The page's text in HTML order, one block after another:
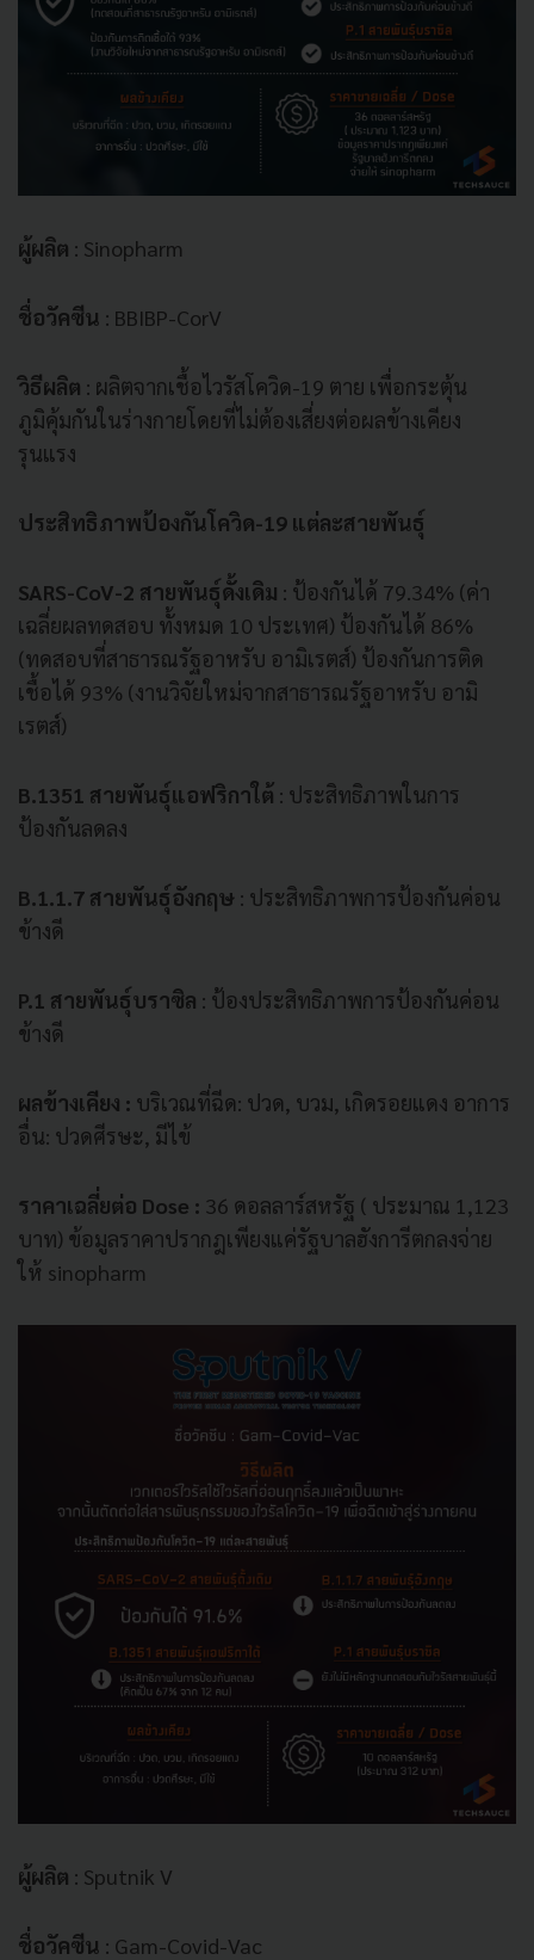
ผู้ผลิต : Sinopharm
ชื่อวัคซีน : BBIBP-CorV
วิธีผลิต : ผลิตจากเชื้อไวรัสโควิด-19 ตาย เพื่อกระตุ้น
ภูมิคุ้มกันในร่างกายโดยที่ไม่ต้องเสี่ยงต่อผลข้างเคียง
รุนแรง
ประสิทธิภาพป้องกันโควิด-19 แต่ละสายพันธุ์
SARS-CoV-2 สายพันธุ์ดั้งเดิม : ป้องกันได้ 79.34% (ค่า
เฉลี่ยผลทดสอบ ทั้งหมด 10 ประเทศ) ป้องกันได้ 86%
(ทดสอบที่สาธารณรัฐอาหรับ อามิเรตส์) ป้องกันการติด
เชื้อได้ 93% (งานวิจัยใหม่จากสาธารณรัฐอาหรับ อามิ
เรตส์)
B.1351 สายพันธุ์แอฟริกาใต้ : ประสิทธิภาพในการ
ป้องกันลดลง
B.1.1.7 สายพันธุ์อังกฤษ : ประสิทธิภาพการป้องกันค่อน
ข้างดี
P.1 สายพันธุ์บราซิล : ป้องประสิทธิภาพการป้องกันค่อน
ข้างดี
ผลข้างเคียง : บริเวณที่ฉีด: ปวด, บวม, เกิดรอยแดง อาการ
อื่น: ปวดศีรษะ, มีไข้
ราคาเฉลี่ยต่อ Dose : 36 ดอลลาร์สหรัฐ ( ประมาณ 1,123
บาท) ข้อมูลราคาปรากฎเพียงแค่รัฐบาลฮังการีตกลงจ่าย
ให้ sinopharm
ผู้ผลิต : Sputnik V
ชื่อวัคซีน : Gam-Covid-Vac